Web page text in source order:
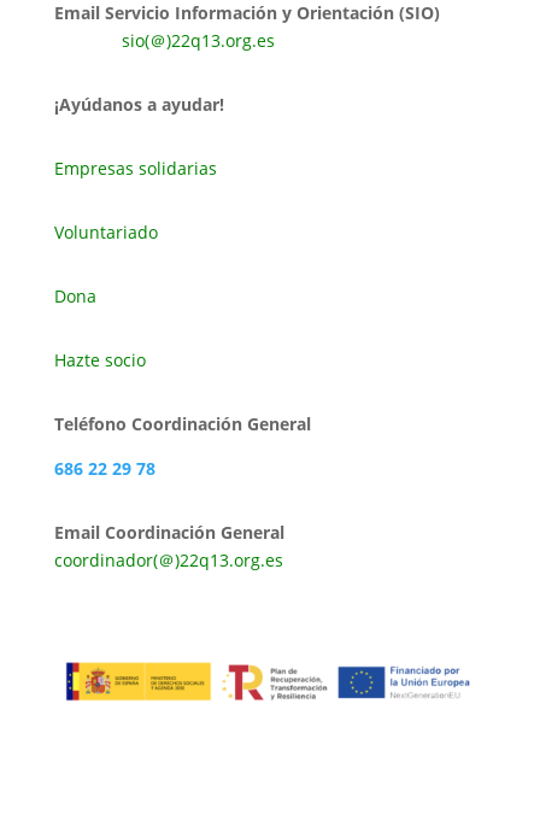
Email Servicio Información y Orientación (SIO)
sio(＠)22q13.org.es
¡Ayúdanos a ayudar!
Empresas solidarias
Voluntariado
Dona
Hazte socio
Teléfono Coordinación General
686 22 29 78
Email Coordinación General
coordinador(＠)22q13.org.es